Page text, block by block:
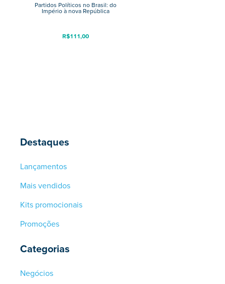
Destaques
Lançamentos
Mais vendidos
Kits promocionais
Promoções
Categorias
Negócios
Partidos Políticos no Brasil: do
Império à nova República
R$111,00